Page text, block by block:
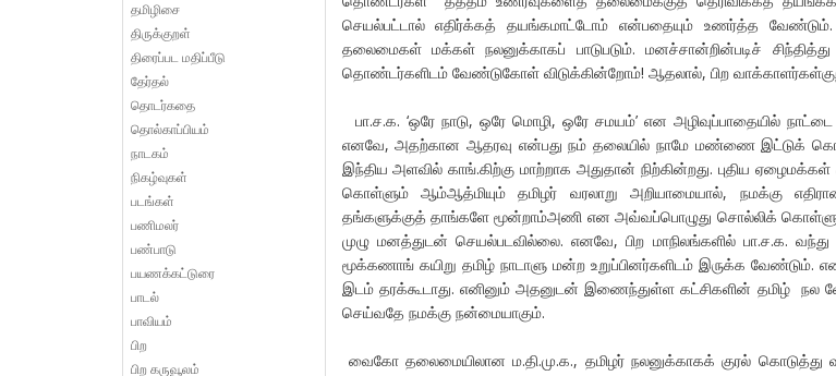
செயல்பட்டால் எதிர்க்கத் தயங்கமாட்டோம் என்பதையும் உணர்த்த வேண்டும்.
தலைமைகள் மக்கள் நலனுக்காகப் பாடுபடும். மனச்சான்றின்படிச் சிந்தித்து
தொண்டர்களிடம் வேண்டுகோள் விடுக்கின்றோம்! ஆதலால், பிற
பா.ச.க. ‘ஒரே நாடு, ஒரே மொழி, ஒரே சமயம்’ என அழிவுப்பாதையில்
எனவே, அதற்கான ஆதரவு என்பது நம் தலையில் நாமே மண்ணை இட்டுக்
இந்திய அளவில் காங்.கிற்கு மாற்றாக அதுதான் நிற்கின்றது. புதிய ஏழைமக்கள்
கொள்ளும் ஆம்ஆத்மியும் தமிழர் வரலாறு அறியாமையால், நமக்கு
தங்களுக்குத் தாங்களே மூன்றாம்அணி என அவ்வப்பொழுது சொல்லிக்
முழு மனத்துடன் செயல்படவில்லை. எனவே, பிற மாநிலங்களில் பா.ச.க.
மூக்கணாங் கயிறு தமிழ் நாடாளு மன்ற உறுப்பினர்களிடம் இருக்க வேண்டும்.
இடம் தரக்கூடாது. எனினும் அதனுடன் இணைந்துள்ள கட்சிகளின் தமிழ் நல
செய்வதே நமக்கு நன்மையாகும்.
வைகோ தலைமையிலான ம.தி.மு.க., தமிழர் நலனுக்காகக் குரல் கொடுத்து
தமிழிசை
திருக்குறள்
திரைப்பட மதிப்பீடு
தேர்தல்
தொடர்கதை
தொல்காப்பியம்
நாடகம்
நிகழ்வுகள்
படங்கள்
பணிமலர்
பண்பாடு
பயணக்கட்டுரை
பாடல்
பாவியம்
பிற
பிற கருவூலம்